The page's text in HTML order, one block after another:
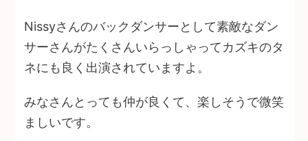
Nissyさんのバックダンサーとして素敵なダン
サーさんがたくさんいらっしゃってカズキのタ
ネにも良く出演されていますよ。
みなさんとっても仲が良くて、楽しそうで微笑
ましいです。